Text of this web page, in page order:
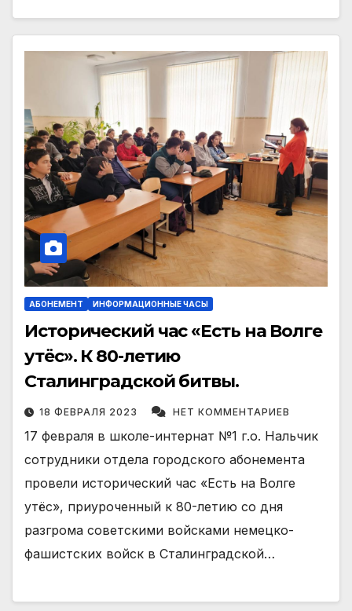
АБОНЕМЕНТ ИНФОРМАЦИОННЫЕ ЧАСЫ
Исторический час «Есть на Волге
утёс». К 80-летию
Сталинградской битвы.
18 ФЕВРАЛЯ 2023 НЕТ КОММЕНТАРИЕВ
17 февраля в школе-интернат №1 г.о. Нальчик
сотрудники отдела городского абонемента
провели исторический час «Есть на Волге
утёс», приуроченный к 80-летию со дня
разгрома советскими войсками немецко-
фашистских войск в Сталинградской…